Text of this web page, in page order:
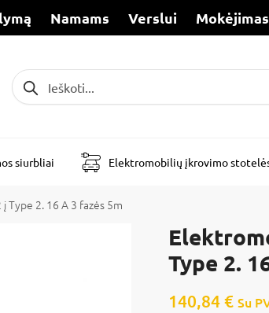
Namams Verslui
Ieškoti
siurbliai Elektromobilių įkrovimo
Type 2. 16 A 3 fazės 5m
Type 2.
140,84€ Su